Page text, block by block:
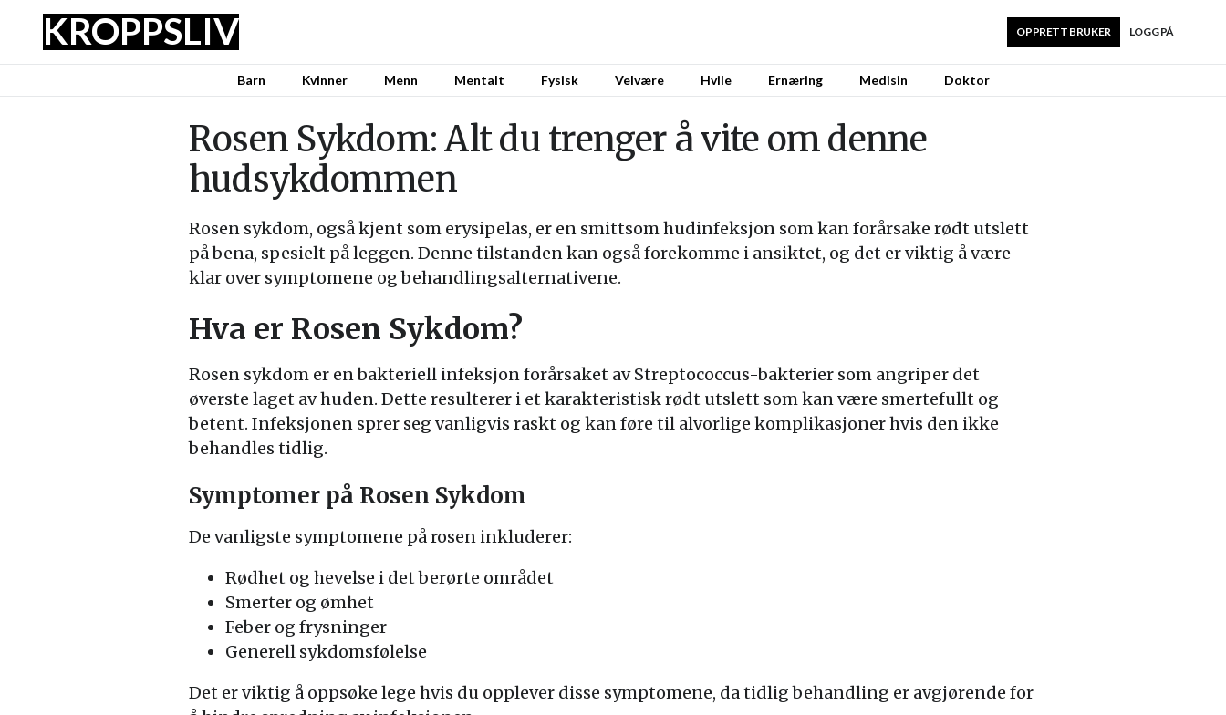
KROPPSLIV LOGG PÅ
OPPRETT BRUKER
Barn Kvinner Menn Mentalt Fysisk Velvære Hvile Ernæring Medisin Doktor
Rosen Sykdom: Alt du trenger å vite om denne
hudsykdommen
Rosen sykdom, også kjent som erysipelas, er en smittsom hudinfeksjon som kan forårsake rødt utslett
på bena, spesielt på leggen. Denne tilstanden kan også forekomme i ansiktet, og det er viktig å være
klar over symptomene og behandlingsalternativene.
Hva er Rosen Sykdom?
Rosen sykdom er en bakteriell infeksjon forårsaket av Streptococcus-bakterier som angriper det
øverste laget av huden. Dette resulterer i et karakteristisk rødt utslett som kan være smertefullt og
betent. Infeksjonen sprer seg vanligvis raskt og kan føre til alvorlige komplikasjoner hvis den ikke
behandles tidlig.
Symptomer på Rosen Sykdom
De vanligste symptomene på rosen inkluderer:
Rødhet og hevelse i det berørte området
Smerter og ømhet
Feber og frysninger
Generell sykdomsfølelse
Det er viktig å oppsøke lege hvis du opplever disse symptomene, da tidlig behandling er avgjørende for